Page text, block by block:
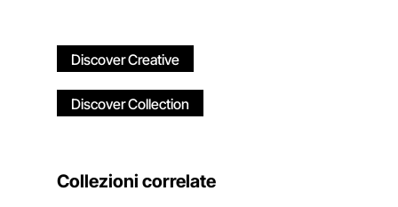
Discover Creative
Discover Collection
Collezioni correlate